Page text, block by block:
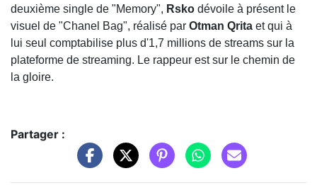
deuxième single de "Memory", Rsko dévoile à présent le
visuel de "Chanel Bag", réalisé par Otman Qrita et qui à
lui seul comptabilise plus d'1,7 millions de streams sur la
plateforme de streaming. Le rappeur est sur le chemin de
la gloire.
Partager :